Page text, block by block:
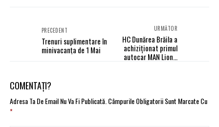
PRECEDENT
Trenuri suplimentare în
minivacanța de 1 Mai
URMĂTOR
HC Dunărea Brăila a
achiziționat primul
autocar MAN Lion’s
COMENTAȚI?
Adresa Ta De Email Nu Va Fi Publicată. Câmpurile Obligatorii Sunt Marcate Cu
*